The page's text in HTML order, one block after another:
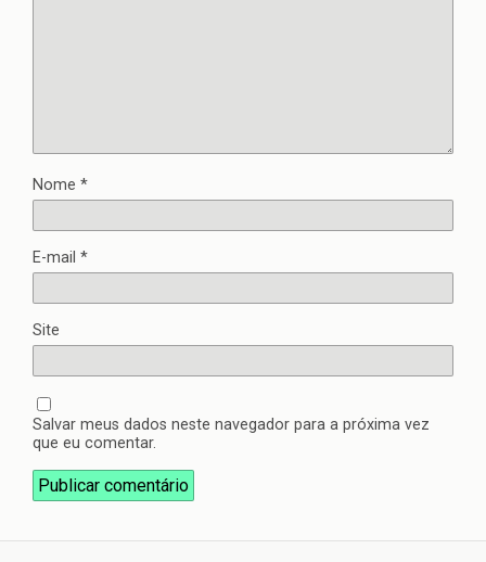
Nome *
E-mail *
Site
Salvar meus dados neste navegador para a próxima vez
que eu comentar.